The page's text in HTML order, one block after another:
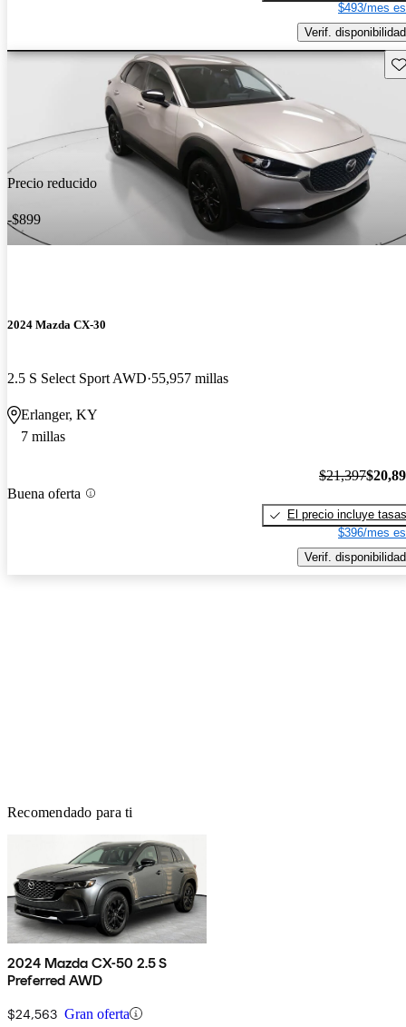
$493/mes
Verif. disponibilidad
Precio reducido
-$899
2024 Mazda CX-30
2.5 S Select Sport AWD 55,957 millas
Erlanger, KY
7 millas
Buena oferta
$21,397
El precio incluye tasas
$396/mes
Verif. disponibilidad
Recomendado para ti
2024 Mazda CX-50 2.5 S
Preferred AWD
$24,563 Gran oferta